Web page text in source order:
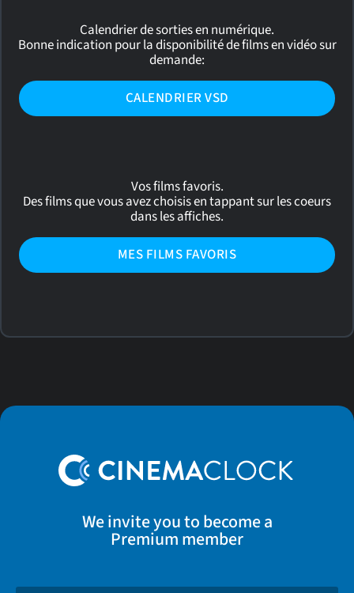
Calendrier de sorties en numérique.
Bonne indication pour la disponibilité de films en vidéo sur
demande:
CALENDRIER VSD
Vos films favoris.
Des films que vous avez choisis en tappant sur les coeurs
dans les affiches.
MES FILMS FAVORIS
We invite you to become a
Premium member